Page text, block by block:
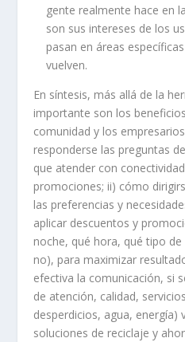
gente realmente hace en
son sus intereses de los
pasan en áreas
vuelven.
En síntesis, más allá de la
importante son los
comunidad y los
responderse las preguntas
que atender con
promociones; ii) cómo
las preferencias y
aplicar descuentos y
noche, qué hora, qué tipo
no), para maximizar
efectiva la comunicación, si
de atención, calidad,
desperdicios, agua, energía)
soluciones de reciclaje y